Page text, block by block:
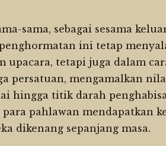
sama, sebagai sesama
ini tetap
upacara, tetapi juga dalam
persatuan, mengamalkan
hingga titik darah
pahlawan mendapatkan
dikenang sepanjang masa.